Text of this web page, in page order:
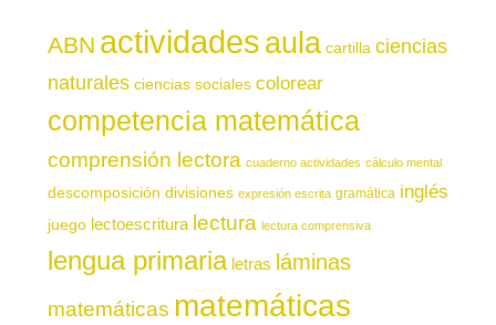
ABN actividadesaula cartilla ciencias
naturales ciencias sociales colorear
competencia matemática
comprensión lectora cuaderno actividades cálculo mental
descomposición divisiones expresión escrita gramática inglés
juego lectoescritura lectura lectura comprensiva
lengua primaria letras láminas
matemáticas matemáticas